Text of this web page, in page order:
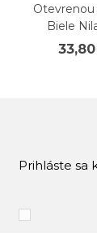
Biele
Prihláste sa